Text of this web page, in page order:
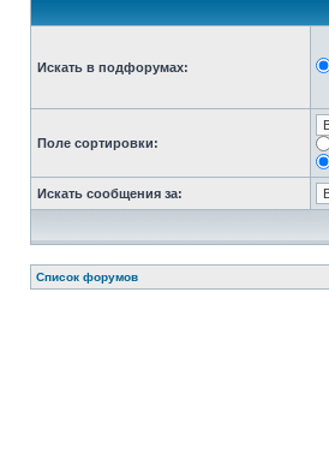
Искать в подфорумах:
Поле сортировки:
Искать сообщения за:
Список форумов